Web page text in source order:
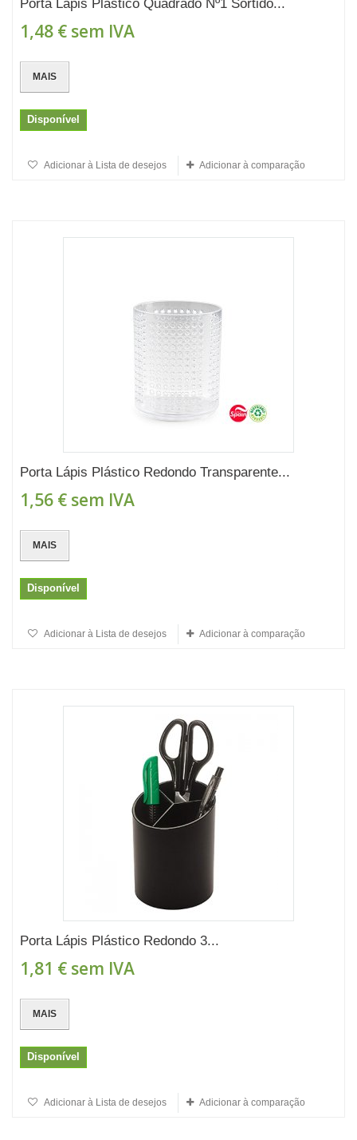
Porta Lápis Plástico Quadrado Nº1 Sortido...
1,48 € sem IVA
MAIS
Disponível
Adicionar à Lista de desejos Adicionar à comparação
Porta Lápis Plástico Redondo Transparente...
1,56 € sem IVA
MAIS
Disponível
Adicionar à Lista de desejos Adicionar à comparação
Porta Lápis Plástico Redondo 3...
1,81 € sem IVA
MAIS
Disponível
Adicionar à Lista de desejos Adicionar à comparação